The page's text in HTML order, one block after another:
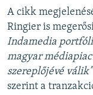
A cikk
Ringier is
Indamedia
magyar
szereplőjévé válik”
szerint a